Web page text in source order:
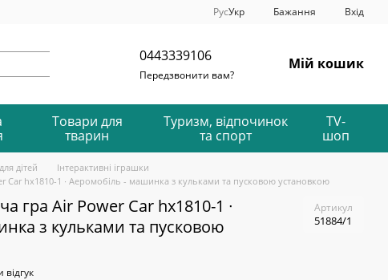
РусУкр Бажання Вхід
0443339106
Передзвонити вам?
Мій кошик
Товари для
тварин
Туризм, відпочинок
та спорт
TV-
шоп
дітей
Інтерактивні іграшки
Car hx1810-1 ∙ Аеромобіль - машинка з кульками та пусковою установкою
гра Air Power Car hx1810-1 ∙
з кульками та пусковою
Артикул
51884/1